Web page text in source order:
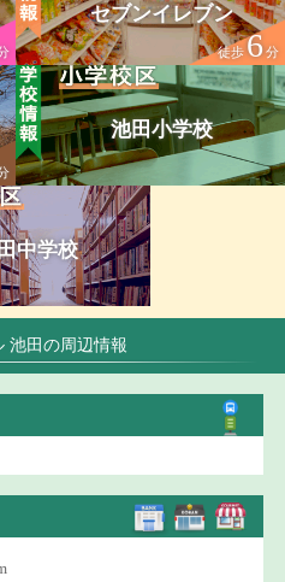
セブンイレブン
徒歩6分
池田小学校
中学校
池田の周辺情報